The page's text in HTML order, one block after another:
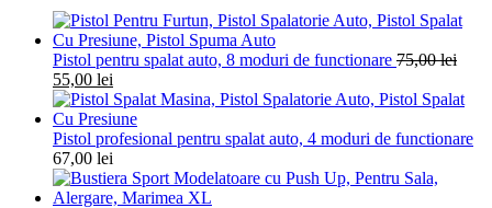
Pistol pentru spalat auto, 8 moduri de functionare 75,00lei
55,00 lei
Pistol profesional pentru spalat auto, 4 moduri de functionare
67,00 lei